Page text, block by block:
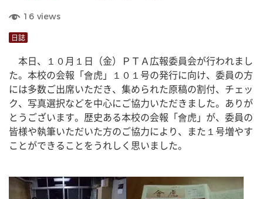
16 views
日誌
本日、１０月１日（金）ＰＴＡ広報委員会が行われまし
た。本校の会報「會虎」１０１号の発行に向け、委員の方
には多数ご出席いただき、集められた原稿の割付、チェッ
ク、写真選択などを中心にご協力いただきました。ありが
とうございます。歴史ある本校の会報「會虎」が、委員の
皆様や執筆いただいた方のご協力により、また１号増やす
ことができることをうれしく思いました。